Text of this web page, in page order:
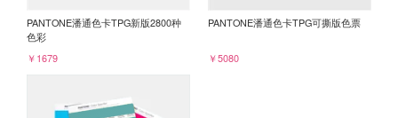
PANTONE潘通色卡TPG新版2800种
色彩
￥1679
PANTONE潘通色卡TPG可撕版色票
￥5080